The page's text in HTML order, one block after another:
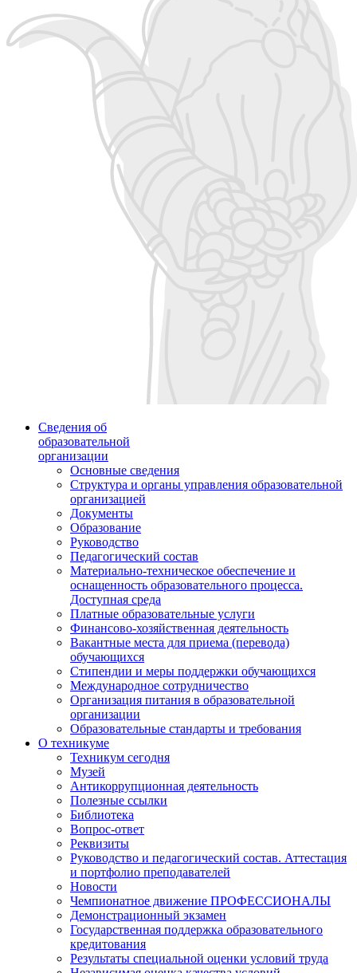
Сведения об
образовательной
организации
Основные сведения
Структура и органы управления образовательной
организацией
Документы
Образование
Руководство
Педагогический состав
Материально-техническое обеспечение и
оснащенность образовательного процесса.
Доступная среда
Платные образовательные услуги
Финансово-хозяйственная деятельность
Вакантные места для приема (перевода)
обучающихся
Стипендии и меры поддержки обучающихся
Международное сотрудничество
Организация питания в образовательной
организации
Образовательные стандарты и требования
О техникуме
Техникум сегодня
Музей
Антикоррупционная деятельность
Полезные ссылки
Библиотека
Вопрос-ответ
Реквизиты
Руководство и педагогический состав. Аттестация
и портфолио преподавателей
Новости
Чемпионатное движение ПРОФЕССИОНАЛЫ
Демонстрационный экзамен
Государственная поддержка образовательного
кредитования
Результаты специальной оценки условий труда